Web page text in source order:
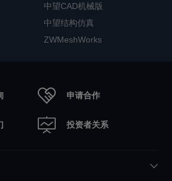
中望CAD机械版
中望结构仿真
ZWMeshWorks
申请合作
投资者关系